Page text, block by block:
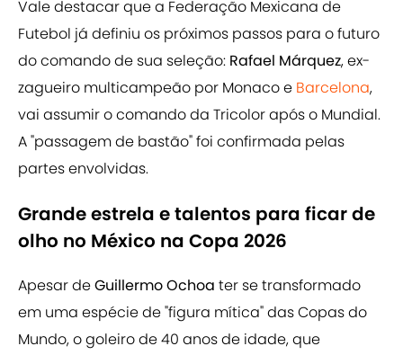
Vale destacar que a Federação Mexicana de
Futebol já definiu os próximos passos para o futuro
do comando de sua seleção: Rafael Márquez, ex-
zagueiro multicampeão por Monaco e Barcelona,
vai assumir o comando da Tricolor após o Mundial.
A "passagem de bastão" foi confirmada pelas
partes envolvidas.
Grande estrela e talentos para ficar de
olho no México na Copa 2026
Apesar deGuillermo Ochoa ter se transformado
em uma espécie de "figura mítica" das Copas do
Mundo, o goleiro de 40 anos de idade, que